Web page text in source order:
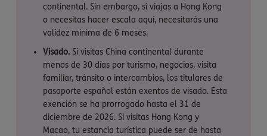
continental. Sin embargo, si viajas a Hong Kong
o necesitas hacer escala aquí, necesitarás una
validez mínima de 6 meses.
Visado. Si visitas China continental durante
menos de 30 días por turismo, negocios, visita
familiar, tránsito o intercambios, los titulares de
pasaporte español están exentos de visado. Esta
exención se ha prorrogado hasta el 31 de
diciembre de 2026. Si visitas Hong Kong y
Macao, tu estancia turística puede ser de hasta